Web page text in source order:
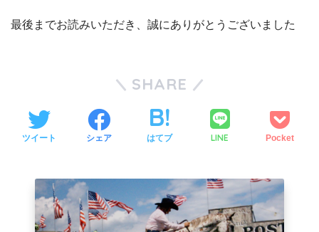
最後までお読みいただき、誠にありがとうございました
SHARE
ツイート シェア はてブ LINE Pocket